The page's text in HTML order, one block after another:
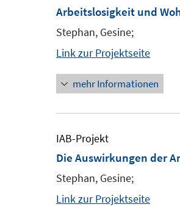
Arbeitslosigkeit und
Stephan, Gesine;
Link zur Projektseite
mehr Informationen
IAB-Projekt
Die Auswirkungen der
Stephan, Gesine;
Link zur Projektseite